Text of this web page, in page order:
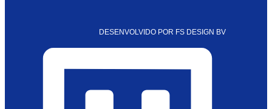
DESENVOLVIDO POR FS DESIGN BV